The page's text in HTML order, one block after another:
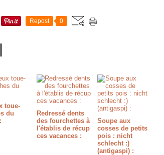
Repost 0
toue-
du
Redressé dents
des fourchettes à
l'établis de récup
ces vacances :
Soupe aux
cosses de petits
pois : nicht
schlecht :)
(antigaspi) :